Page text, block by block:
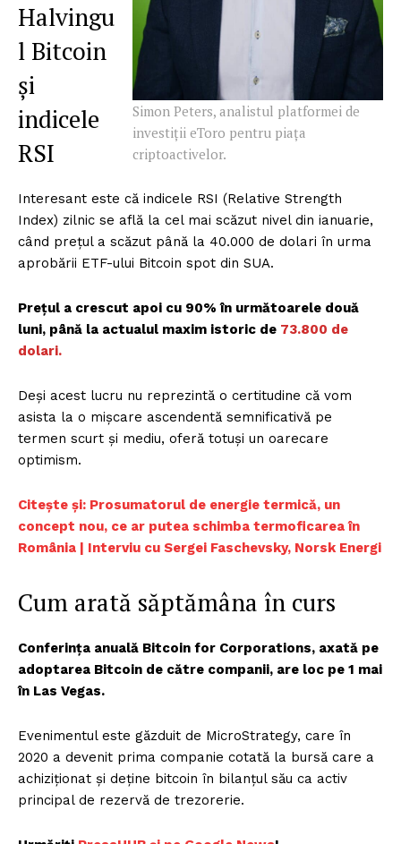
Simon Peters, analistul platformei de
investiții eToro pentru piața
criptoactivelor.
Halvingu
l Bitcoin
și
indicele
RSI
Interesant este că indicele RSI (Relative Strength
Index) zilnic se află la cel mai scăzut nivel din ianuarie,
când prețul a scăzut până la 40.000 de dolari în urma
aprobării ETF-ului Bitcoin spot din SUA.
Prețul a crescut apoi cu 90% în următoarele două
luni, până la actualul maxim istoric de 73.800 de
dolari.
Deși acest lucru nu reprezintă o certitudine că vom
asista la o mișcare ascendentă semnificativă pe
termen scurt și mediu, oferă totuși un oarecare
optimism.
Citește și: Prosumatorul de energie termică, un
concept nou, ce ar putea schimba termoficarea în
România | Interviu cu Sergei Faschevsky, Norsk Energi
Cum arată săptămâna în curs
Conferința anuală Bitcoin for Corporations, axată pe
adoptarea Bitcoin de către companii, are loc pe 1 mai
în Las Vegas.
Evenimentul este găzduit de MicroStrategy, care în
2020 a devenit prima companie cotată la bursă care a
achiziționat și deține bitcoin în bilanțul său ca activ
principal de rezervă de trezorerie.